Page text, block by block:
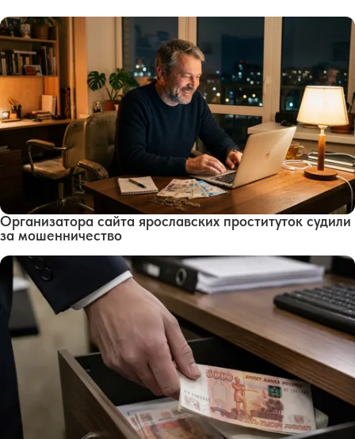
Организатора сайта ярославских проституток судили
за мошенничество